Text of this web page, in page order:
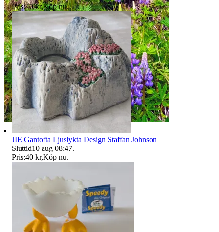
Pris:40 kr,Köp nu.
JIE Gantofta Ljuslykta Design Staffan Johnson
Sluttid10 aug 08:47.
Pris:40 kr,Köp nu.